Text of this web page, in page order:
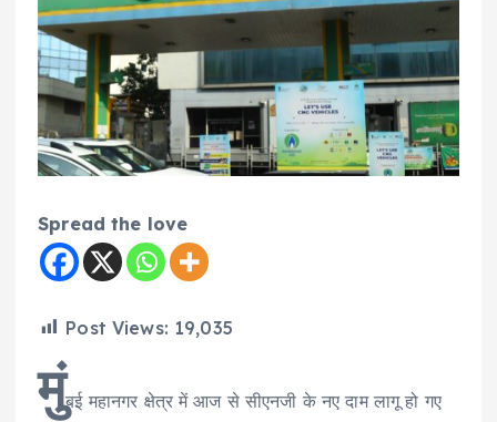
Spread the love
Post Views: 19,035
मुंबई महानगर क्षेत्र में आज से सीएनजी के नए दाम लागू हो गए